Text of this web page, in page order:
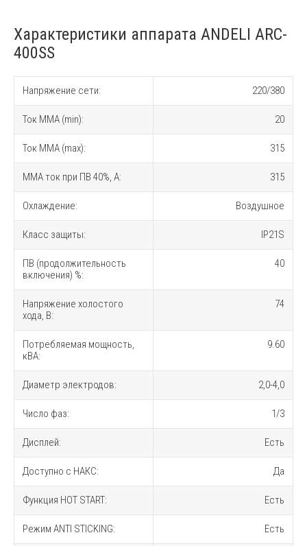
Характеристики аппарата ANDELI ARC-
400SS
Напряжение сети: 220/380
Ток MMA (min): 20
Ток MMA (max): 315
MMA ток при ПВ 40%, A: 315
Охлаждение: Воздушное
Класс защиты: IP21S
ПВ (продолжительность
включения) %:
40
Напряжение холостого
хода, В:
74
Потребляемая мощность,
кВА:
9.60
Диаметр электродов: 2,0-4,0
Число фаз: 1/3
Дисплей: Есть
Доступно с НАКС: Да
Функция HOT START: Есть
Режим ANTI STICKING: Есть